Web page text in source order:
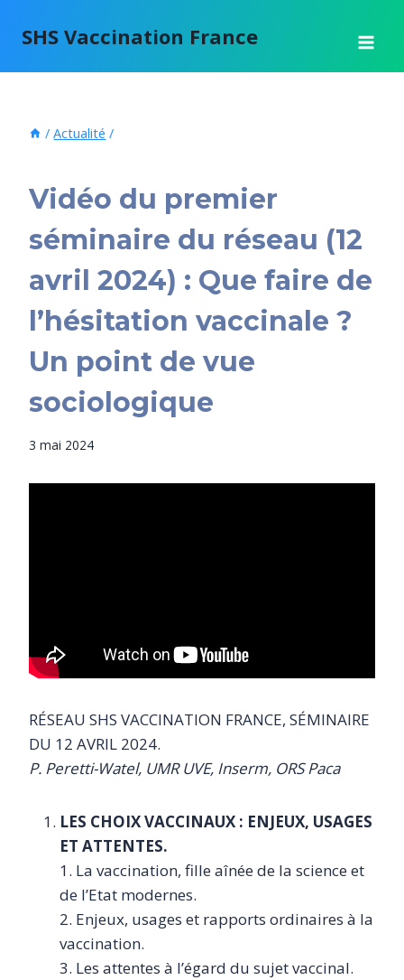
SHS Vaccination France
/ Actualité /
Vidéo du premier
séminaire du réseau (12
avril 2024) : Que faire de
l’hésitation vaccinale ?
Un point de vue
sociologique
3 mai 2024
RÉSEAU SHS VACCINATION FRANCE, SÉMINAIRE
DU 12 AVRIL 2024.
P. Peretti-Watel, UMR UVE, Inserm, ORS Paca
LES CHOIX VACCINAUX : ENJEUX, USAGES
ET ATTENTES.
1. La vaccination, fille aînée de la science et
de l’Etat modernes.
2. Enjeux, usages et rapports ordinaires à la
vaccination.
3. Les attentes à l’égard du sujet vaccinal.